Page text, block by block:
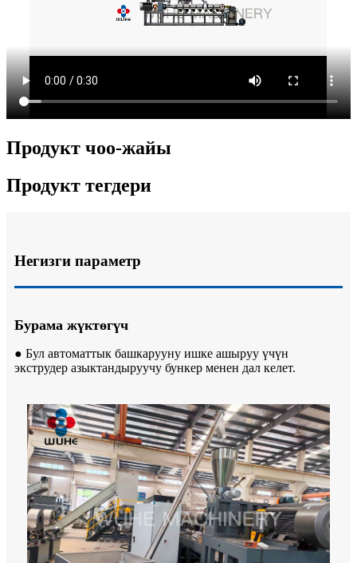
Продукт чоо-жайы
Продукт тегдери
Негизги параметр
Бурама жүктөгүч
● Бул автоматтык башкарууну ишке ашыруу үчүн
экструдер азыктандыруучу бункер менен дал келет.